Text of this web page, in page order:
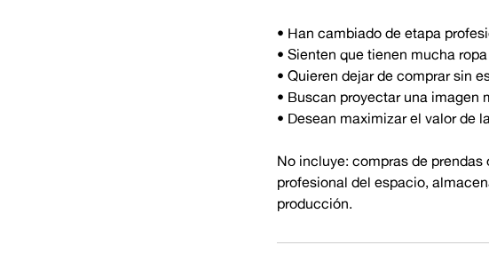
• Han cambiado de etapa
• Sienten que tienen mucha
• Quieren dejar de comprar sin
• Buscan proyectar una imagen
• Desean maximizar el valor de
No incluye: compras de
profesional del espacio,
producción.